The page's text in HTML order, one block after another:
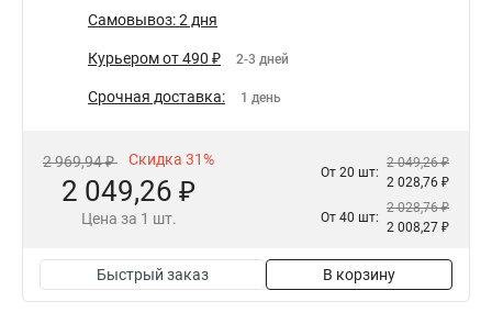
Самовывоз: 2 дня
Курьером от 490 ₽ 2-3 дней
Срочная доставка: 1 день
2 969,94 ₽ Скидка 31%
2 049,26 ₽
Цена за 1 шт.
От 20 шт:
2 049,26 ₽
2 028,76 ₽
От 40 шт:
2 028,76 ₽
2 008,27 ₽
Быстрый заказ В корзину